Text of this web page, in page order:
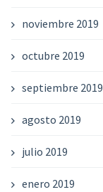
noviembre 2019
octubre 2019
septiembre 2019
agosto 2019
julio 2019
enero 2019